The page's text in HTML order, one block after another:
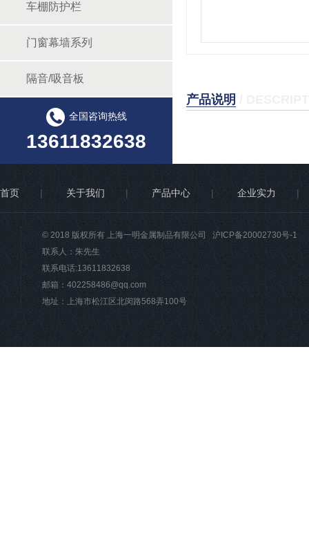
车棚防护栏
门窗幕墙系列
隔音/吸音板
全国咨询热线
13611832638
产品说明
首页 | 关于我们 | 产品中心 | 企业实力 |
© 2018 版权所有 上海一明金属制品有限公司 沪ICP备20002730号-1
联系人：朱先生
联系电话:13611832638
邮箱： 402258486@qq.com
地址：上海市松江区北闵路568弄100号